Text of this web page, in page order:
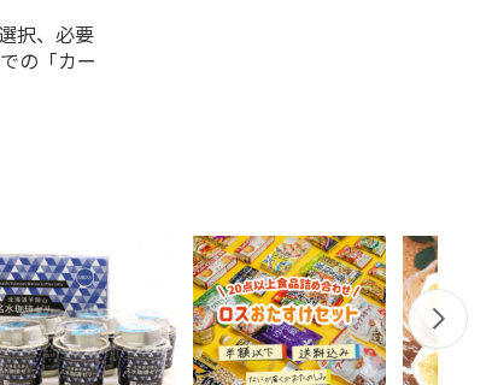
択、必要
の「カー